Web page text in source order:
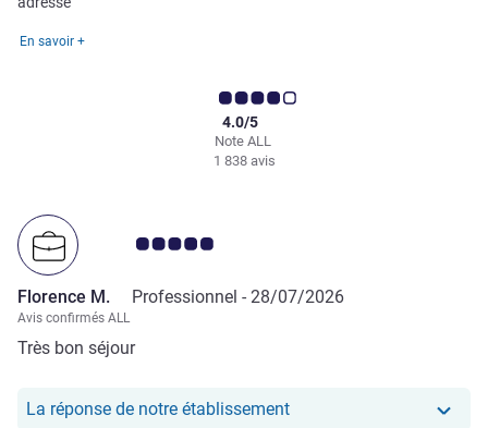
En savoir +
Note ALL
4.0/5
1 838 avis
Note Avis clients 5.0/5
Florence M. Professionnel - 28/07/2026
Avis confirmés ALL
Très bon séjour
La réponse de notre établissementNotre hôtel a repondu au